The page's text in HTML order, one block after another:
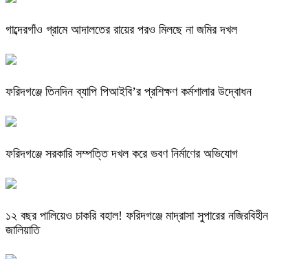
গাব্দেরগাঁও গ্রামে আদালতের রায়ের পরও মিলছে না জমির দখল
ফরিদগঞ্জে তিনদিন ব্যাপি পিআইবি’র প্রশিক্ষণ কর্মশালার উদ্বোধন
ফরিদগঞ্জে সরকারি সম্পত্তি দখল করে ভবণ নির্মাণের অভিযোগ
১২ বছর পালিয়েও চাকরি বহাল! ফরিদগঞ্জে মাদ্রাসা সুপারের নজিরবিহীন
জালিয়াতি